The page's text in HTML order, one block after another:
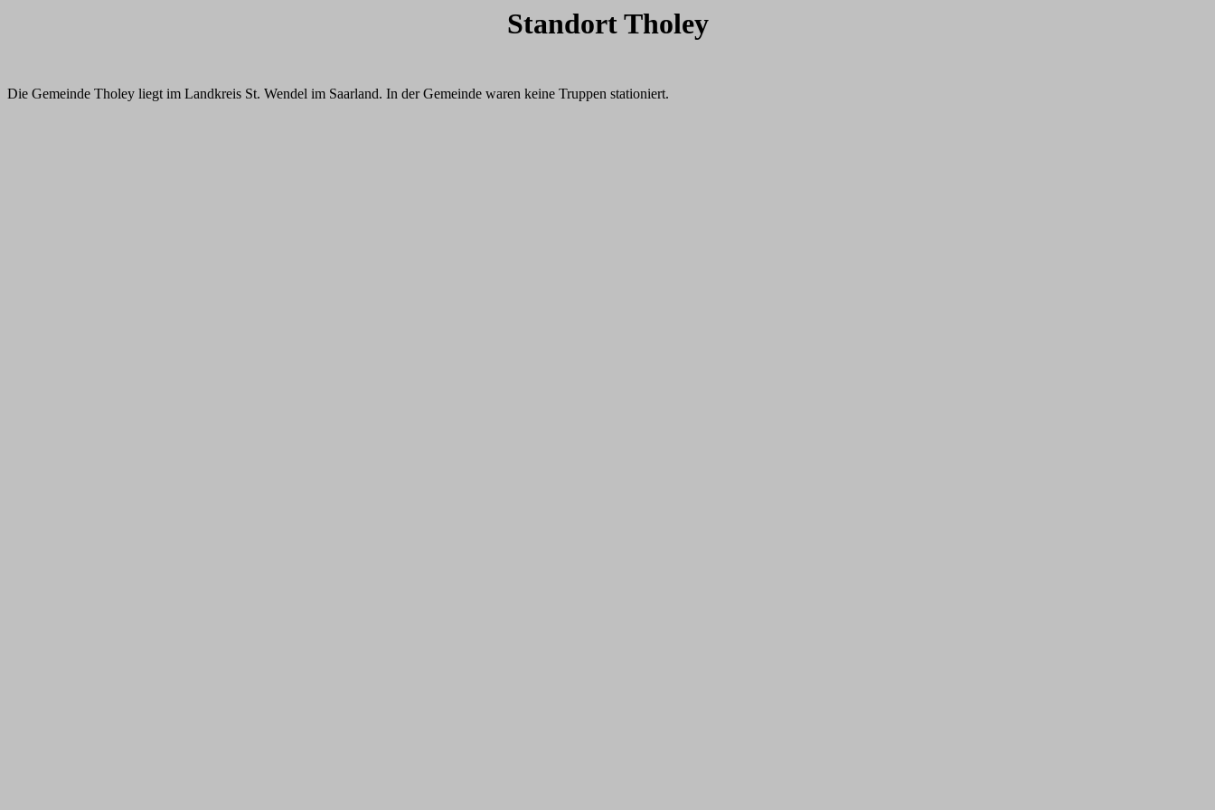
Standort Tholey
Die Gemeinde Tholey liegt im Landkreis St. Wendel im Saarland. In der Gemeinde waren keine Truppen stationiert.